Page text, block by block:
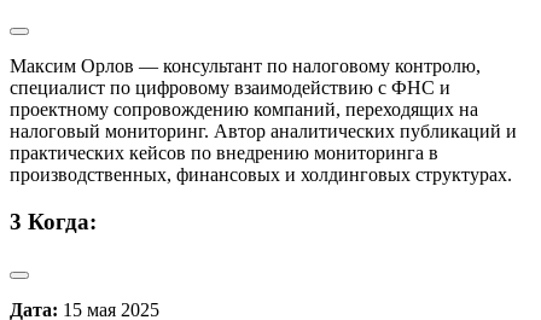
Максим Орлов — консультант по налоговому контролю,
специалист по цифровому взаимодействию с ФНС и
проектному сопровождению компаний, переходящих на
налоговый мониторинг. Автор аналитических публикаций и
практических кейсов по внедрению мониторинга в
производственных, финансовых и холдинговых структурах.
3 Когда:
Дата: 15 мая 2025